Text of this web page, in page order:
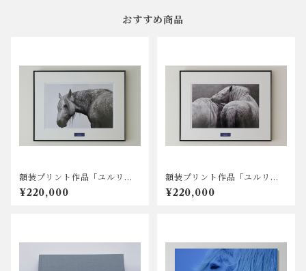
おすすめ商品
額装プリント作品「ユルリ島 2
013」サイン入り
¥220,000
額装プリント作品「ユルリ島 2
017」サイン入り
¥220,000